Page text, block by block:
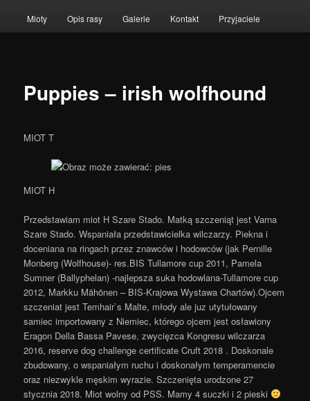
to
Mioty Opis rasy Galerie Kontakt Przyjaciele
Puppies – irish wolfhound
MIOT T
MIOT H
Przedstawiam miot H Szare Stado. Matką szczeniąt jest Varna
Szare Stado. Wspaniała przedstawicielka wilczarzy. Piekna i
doceniana na ringach przez znawców i hodowców (jak Pernille
Monberg (Wolfhouse)- res.BIS Tullamore cup 2011, Pamela
Sumner (Ballyphelan) -najlepsza suka hodowlana-Tullamore cup
2012, Markku Mähönen – BIS-Krajowa Wystawa Chartów).Ojcem
szczeniat jest Temhair`s Malte, młody ale juz utytułowany
samiec importowany z Niemiec, którego ojcem jest osławiony
Eragon Della Bassa Pavese, zwycięzca Kongresu wilczarza
2016, reserve dog challenge certificate Cruft 2018 . Doskonale
zbudowany, o wspaniałym ruchu i doskonałym temperamencie
oraz niezwykle męskim wyrazie. Szczenięta urodzone 27
stycznia 2018. Miot wolny od PSS. Mamy 4 suczki i 2 pieski